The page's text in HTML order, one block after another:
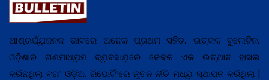
ଆଶ୍ଚର୍ଯ୍ଯ଼ଜନକ ଭାବରେ ଅନେକ ପ୍ରଥମ ସହିତ, ଉତ୍କଳ ବୁଲେଟିନ,
ଓଡ଼ିଶାର ଗଣମାଧ୍ଯ଼ମ ବ୍ଯ଼ବସାଯ଼ରେ କେବଳ ଏକ ଉତ୍ଥାନ ହାସଲ
କରିନଥିଲା ବରଂ ଓଡ଼ିଆ ରିପୋର୍ଟିଂରେ ନୂତନ ନୀତି ମଧ୍ଯ଼ ସ୍ଥାପନ କରିଥିଲା |